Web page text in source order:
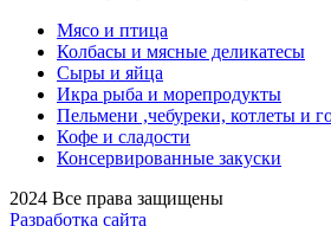
Мясо и птица
Колбасы и мясные деликатесы
Сыры и яйца
Икра рыба и морепродукты
Пельмени ,чебуреки, котлеты и
Кофе и сладости
Консервированные закуски
2024 Все права защищены
Разработка сайта